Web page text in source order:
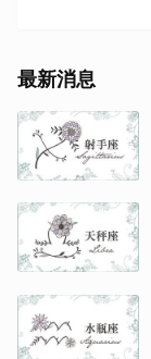
最新消息